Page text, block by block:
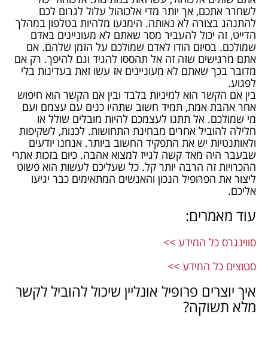
לשחרר אתכם, אך יותר מדי אלכוהול עלול לגרום לכם
להתנהג בצורה לא נאותה. הימנעו מלהיות בטלפון במהלך
הדייט, זה יכול להעביר מסר שאתם לא מעוניינים באדם
שמולכם. בסיום הודו לאדם שמולכם על הזמן שלהם. אם
אתם מרגישים שזה זה אל תהססו להגיד וגם להיפך. רק אם
מדובר בכך שאתם לא מעוניינים אז עשו זאת בעדינות בלי
לפגוע.
בין אם הקשר הוא למיניות בלבד ובין אם הקשר הוא חיפוש
אחר אהבת אמת, תמיד חשוב שתהיו כנים עם עצמם ועם
מי שמולכם. אל תתנו לעצמכם להיות מובלים שולל או
חלילה להוביל אחרים מבחינת התחושות. לכנות, לשקיפות
ולאותנטיות יש את התפקיד החשוב ביותר. אנחנו יודעים
שבעבר היה מאד קשה לגייז למצוא אהבה. כיום בזכות אתרי
ההכרויות זה הרבה יותר קל. כל שעליכם לעשות הוא פשוט
ליצור את הפרופיל הנכון והאנשים המתאימים כבר יגיעו
אליכם.
עוד מאמרים:
סווינגרס כל המידע >>
סטוצים כל המידע >>
איך יוצרים פרופיל אונליין שיכול להוביל לקשר
מלא תשוקה?